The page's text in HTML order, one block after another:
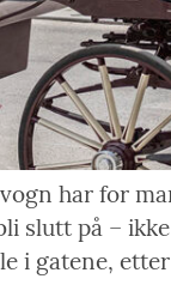
har for
slutt på –
i gatene,